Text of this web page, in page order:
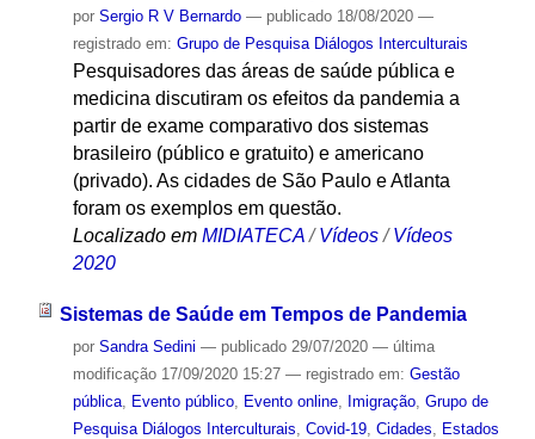
por Sergio R V Bernardo — publicado18/08/2020 —
registrado em: Grupo de Pesquisa Diálogos Interculturais
Pesquisadores das áreas de saúde pública e
medicina discutiram os efeitos da pandemia a
partir de exame comparativo dos sistemas
brasileiro (público e gratuito) e americano
(privado). As cidades de São Paulo e Atlanta
foram os exemplos em questão.
Localizado em MIDIATECA /Vídeos /Vídeos
2020
Sistemas de Saúde em Tempos de Pandemia
por Sandra Sedini — publicado29/07/2020 — última
modificação17/09/2020 15:27 — registrado em: Gestão
pública, Evento público, Evento online, Imigração, Grupo de
Pesquisa Diálogos Interculturais Covid-19, Cidades
Estados